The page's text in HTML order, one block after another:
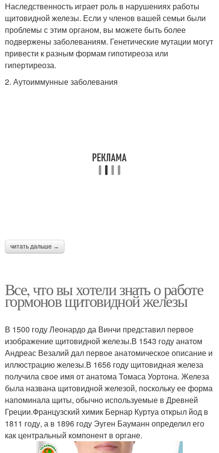
Наследственность играет роль в нарушениях работы
щитовидной железы. Если у членов вашей семьи были
проблемы с этим органом, вы можете быть более
подвержены заболеваниям. Генетические мутации могут
привести к разным формам гипотиреоза или
гипертиреоза.
2. Аутоиммунные заболевания
читать дальше →
Все, что вы хотели знать о работе
гормонов щитовидной железы
В 1500 году Леонардо да Винчи представил первое
изображение щитовидной железы.В 1543 году анатом
Андреас Везалий дал первое анатомическое описание и
иллюстрацию железы.В 1656 году щитовидная железа
получила свое имя от анатома Томаса Уортона. Железа
была названа щитовидной железой, поскольку ее форма
напоминала щиты, обычно используемые в Древней
Греции.Французский химик Бернар Куртуа открыл йод в
1811 году, а в 1896 году Эуген Бауманн определил его
как центральный компонент в органе.